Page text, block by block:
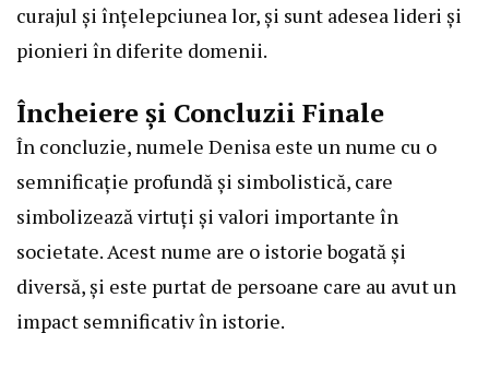
curajul și înțelepciunea lor, și sunt adesea lideri și
pionieri în diferite domenii.
Încheiere și Concluzii Finale
În concluzie, numele Denisa este un nume cu o
semnificație profundă și simbolistică, care
simbolizează virtuți și valori importante în
societate. Acest nume are o istorie bogată și
diversă, și este purtat de persoane care au avut un
impact semnificativ în istorie.